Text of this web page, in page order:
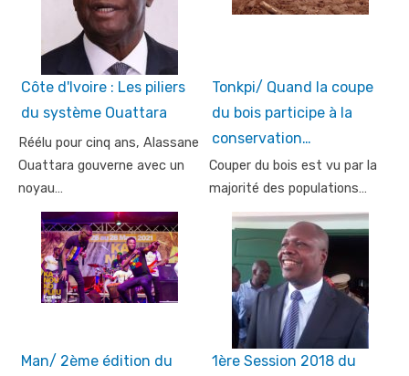
Côte d'Ivoire : Les piliers
du système Ouattara
Réélu pour cinq ans, Alassane
Ouattara gouverne avec un
noyau…
Tonkpi/ Quand la coupe
du bois participe à la
conservation…
Couper du bois est vu par la
majorité des populations…
Man/ 2ème édition du
1ère Session 2018 du